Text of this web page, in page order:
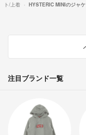
ト/上着
HYSTERIC MINIのジャ
注目ブランド一覧